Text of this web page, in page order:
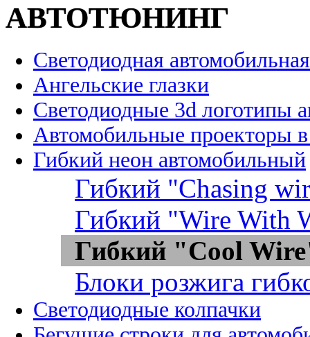
АВТОТЮНИНГ
Светодиодная
Ангельские глазки
Светодиодные 3d логотипы
Автомобильные проекторы
Гибкий неон автомобильный
Гибкий "Chasing
Гибкий "Wire With
Гибкий "Cool
Блоки розжига
Светодиодные колпачки